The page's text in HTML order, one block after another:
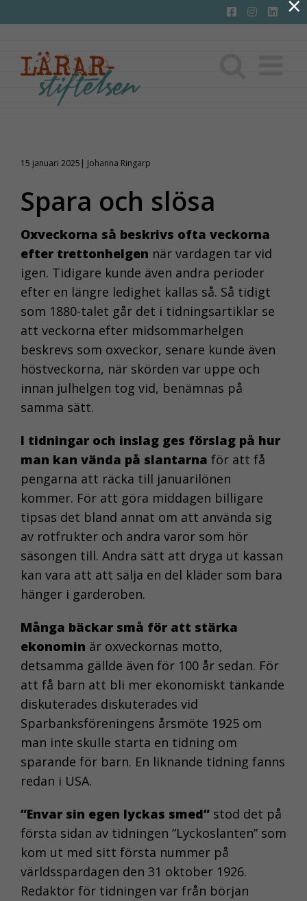
till
innehållet
15 januari 2025| Johanna Ringarp
Spara och slösa
Oxveckorna så beskrivs ofta veckorna
efter trettonhelgen när vardagen tar vid
igen. Tidigare kunde även andra perioder
efter en längre ledighet kallas så. Så tidigt
som 1880-talet går det i tidningsartiklar se
att veckorna efter midsommarhelgen
beskrevs som oxveckor, senare kunde även
höstveckorna, när skörden var uppe och
innan julhelgen tog vid, benämnas på
samma sätt.
I tidningar och inslag ges förslag på hur
man kan vända på slantarna för att få
pengarna att räcka till januarilönen
kommer. För att göra middagen billigare
tipsas det bland annat om att använda sig
av rotfrukter och andra varor som hör
säsongen till. Andra sätt att dryga ut kassan
kan vara att att sälja en del kläder som bara
hänger i garderoben.
Många bäckar små för att stärka
ekonomin är oxveckornas motto,
detsamma gällde även för 100 år sedan. För
att få barn att bli mer ekonomiskt tänkande
diskuterades diskuterades vid
Sparbanksföreningens årsmöte 1925 om
man inte skulle starta en tidning om
sparande för barn. En liknande tidning fanns
redan i USA.
”Envar sin egen lyckas smed” stod det på
första sidan av tidningen ”Lyckoslanten” som
kom ut med sitt första nummer på
världsspardagen den 31 oktober 1926.
Redaktör för tidningen var från början